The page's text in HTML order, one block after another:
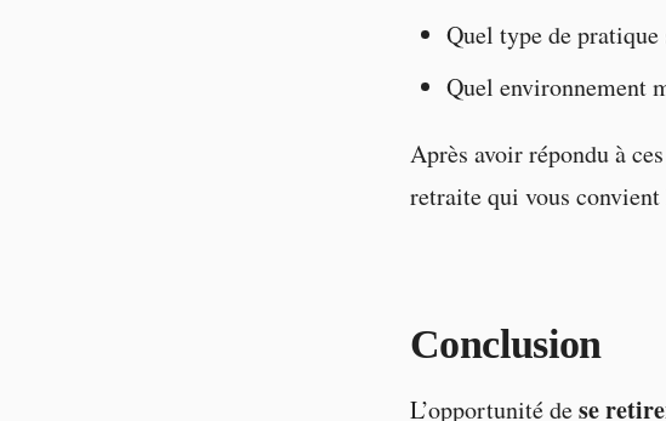
Quel type de
Quel environnement
Après avoir répondu à
retraite qui vous
Conclusion
L’opportunité dese